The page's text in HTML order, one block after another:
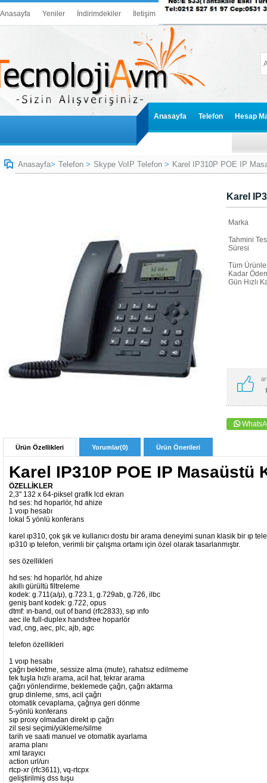
Anasayfa Yeniler İndirimdekiler İletişim
Anasayfa Telefon Hesap
Anasayfa> Telefon > Skype VoIP Telefon > Karel IP310P POE IP
Karel
Marka
Tahmini
Süresi
Tüm
Kadar
Gün Hızlı
Ürün Özellikleri Yorumlar(0) Ürün Önerileri
Karel IP310P POE IP Masaüstü
ÖZELLİKLER
2,3" 132 x 64-piksel grafik lcd ekran
hd ses: hd hoparlör, hd ahize
1 voıp hesabı
lokal 5 yönlü konferans
karel ıp310, çok şık ve kullanıcı dostu bir arama deneyimi sunan klasik bir ıp
ıp310 ıp telefon, verimli bir çalışma ortamı için özel olarak tasarlanmıştır.
ses özellikleri
hd ses: hd hoparlör, hd ahize
akıllı gürültü filtreleme
kodek: g.711(a/μ), g.723.1, g.729ab, g.726, ilbc
geniş bant kodek: g.722, opus
dtmf: ın-band, out of band (rfc2833), sıp ınfo
aec ile full-duplex handsfree hoparlör
vad, cng, aec, plc, ajb, agc
telefon özellikleri
1 voıp hesabı
çağrı bekletme, sessize alma (mute), rahatsız edilmeme
tek tuşla hızlı arama, acil hat, tekrar arama
çağrı yönlendirme, beklemede çağrı, çağrı aktarma
grup dinleme, sms, acil çağrı
otomatik cevaplama, çağrıya geri dönme
5-yönlü konferans
sıp proxy olmadan direkt ıp çağrı
zil sesi seçimi/yükleme/silme
tarih ve saati manuel ve otomatik ayarlama
arama planı
xml tarayıcı
action url/urı
rtcp-xr (rfc3611), vq-rtcpx
geliştirilmiş dss tuşu